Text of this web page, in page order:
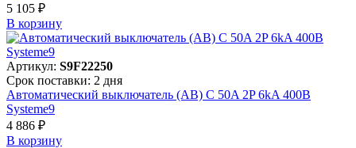
5 105 ₽
В корзинy
Артикул: S9F22250
Срок поставки: 2 дня
Автоматический выключатель (АВ) C 50A 2P 6kA 400В
Systeme9
4 886 ₽
В корзинy